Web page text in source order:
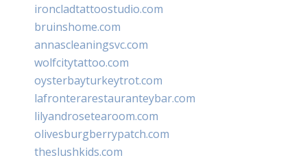
ironcladtattoostudio.com
bruinshome.com
annascleaningsvc.com
wolfcitytattoo.com
oysterbayturkeytrot.com
lafronterarestauranteybar.com
lilyandrosetearoom.com
olivesburgberrypatch.com
theslushkids.com